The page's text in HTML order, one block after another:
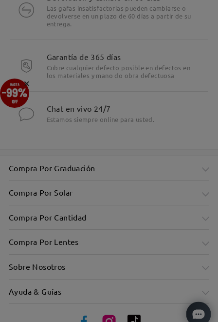
Ultraligero: Sólo 9g，Garantiza la comodidad durante todo
Las gafas insatisfactorias pueden cambiarse o
devolverse en un plazo de 60 días a partir de su
entrega.
Garantía de 365 días
Cubre cualquier defecto posible en defectos en
los materiales y mano do obra defectuosa
Chat en vivo 24/7
Estamos siempre online para usted.
Compra Por Graduación
Compra Por Solar
Compra Por Cantidad
Compra Por Lentes
Sobre Nosotros
Ayuda & Guías
×